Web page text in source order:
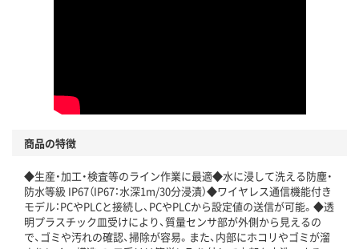
商品の特徴
◆生産・加工・検査等のライン作業に最適◆水に浸して洗える防塵・
防水等級 IP67（IP67：水深1m/30分浸漬）◆ワイヤレス通信機能付き
モデル：PCやPLCと接続し、PCやPLCから設定値の送信が可能。◆透
明プラスチック皿受けにより、質量センサ部が外側から見えるの
で、ゴミや汚れの確認、掃除が容易。また、内部にホコリやゴミが溜